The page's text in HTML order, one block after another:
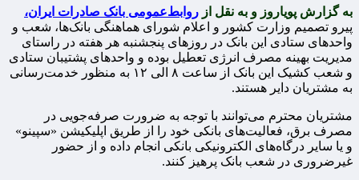
به گزارش پویاروز و به نقل از روابط‌عمومی بانک صادرات ایران،
پیرو تصمیم وزارت کشور و اعلام شورای هماهنگی بانک‌ها، شعب و
واحد‌های ستادی این بانک در روزهای پنجشنبه هر هفته در راستای
مدیریت بهینه مصرف انرژی تعطیل بوده و واحدهای پشتیبان ستادی
و شعب کشیک این بانک از ساعت ۸ الی ۱۲ به منظور خدمت‌رسانی
به مشتریان دایر هستند.
مشتریان محترم می‌توانند با توجه به ضرورت صرفه‌جویی در
مصرف برق، فعالیت‌های بانکی خود را از طریق اپلیکیشن «سپینو»
و یا سایر درگاه‌های الکترونیکی بانکی انجام داده و از حضور
غیرضروری در شعب بانک پرهیز کنند.